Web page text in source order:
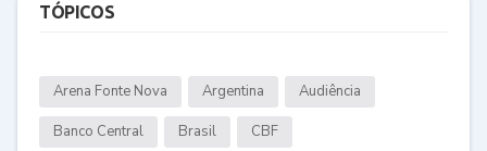
TÓPICOS
Arena Fonte Nova Argentina Audiência
Banco Central Brasil CBF